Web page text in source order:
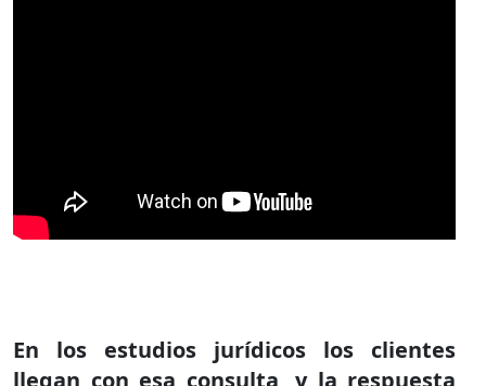
En los estudios jurídicos los clientes
llegan con esa consulta, y la respuesta